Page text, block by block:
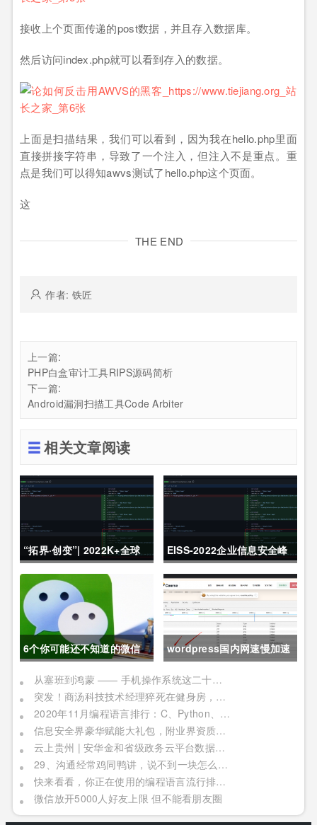
接收上个页面传递的post数据，并且存入数据库。
然后访问index.php就可以看到存入的数据。
上面是扫描结果，我们可以看到，因为我在hello.php里面
直接拼接字符串，导致了一个注入，但注入不是重点。重
点是我们可以得知awvs测试了hello.php这个页面。
这
THE END
作者: 铁匠
上一篇:
PHP白盒审计工具RIPS源码简析
下一篇:
Android漏洞扫描工具Code Arbiter
相关文章阅读
“拓界·创变”| 2022K+全球
软件研发行业创新峰会上海
站敬请期待！
EISS-2022企业信息安全峰
会之深圳站 10月28日成功
举办
6个你可能还不知道的微信
冷知识，每一个都令人相见
恨晚
wordpress国内网速慢加速
及防DDOS攻击快速CF切换
教程
从塞班到鸿蒙 —— 手机操作系统这二十年历程
突发！商汤科技技术经理猝死在健身房，网友：996福报何时是个头
2020年11月编程语言排行：C、Python、Java
信息安全界豪华赋能大礼包，附业界资质证书备考指南！
云上贵州 | 安华金和省级政务云平台数据安全实践
29、沟通经常鸡同鸭讲，说不到一块怎么办？
快来看看，你正在使用的编程语言流行排行榜！别被时代淘汰了
微信放开5000人好友上限 但不能看朋友圈